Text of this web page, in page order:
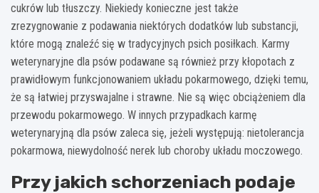
cukrów lub tłuszczy. Niekiedy konieczne jest także
zrezygnowanie z podawania niektórych dodatków lub substancji,
które mogą znaleźć się w tradycyjnych psich posiłkach. Karmy
weterynaryjne dla psów podawane są również przy kłopotach z
prawidłowym funkcjonowaniem układu pokarmowego, dzięki temu,
że są łatwiej przyswajalne i strawne. Nie są więc obciążeniem dla
przewodu pokarmowego. W innych przypadkach karmę
weterynaryjną dla psów zaleca się, jeżeli występują: nietolerancja
pokarmowa, niewydolność nerek lub choroby układu moczowego.
Przy jakich schorzeniach podaje